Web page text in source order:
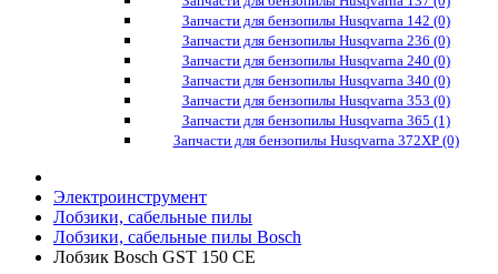
Запчасти для бензопилы Husqvarna 142 (0)
Запчасти для бензопилы Husqvarna 236 (0)
Запчасти для бензопилы Husqvarna 240 (0)
Запчасти для бензопилы Husqvarna 340 (0)
Запчасти для бензопилы Husqvarna 353 (0)
Запчасти для бензопилы Husqvarna 365 (1)
Запчасти для бензопилы Husqvarna 372XP (0)
Электроинструмент
Лобзики, сабельные пилы
Лобзики, сабельные пилы Bosch
Лобзик Bosch GST 150 CE